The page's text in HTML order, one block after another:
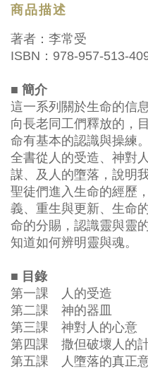
商品描述
著者：李常受
ISBN：978-957-513-
■ 簡介
這一系列關於生命的信
向長老同工們釋放的，
命有基本的認識與操練。
全書從人的受造、神對
謀、及人的墮落，說明
聖徒們進入生命的經歷
義、重生與更新、生命
命的分賜，認識靈與靈
知道如何辨明靈與魂。
■ 目錄
第一課 人的受造
第二課 神的器皿
第三課 神對人的心意
第四課 撒但破壞人的
第五課 人墮落的真正